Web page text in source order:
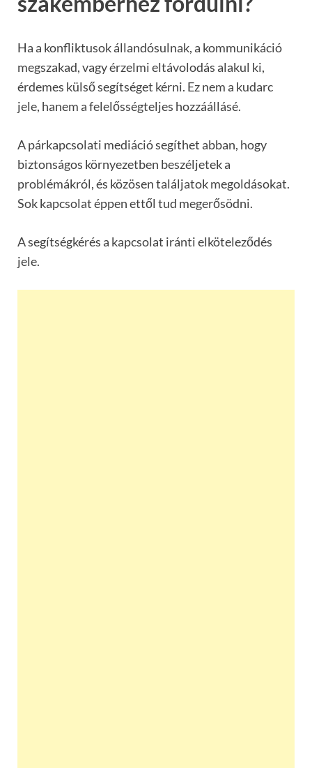
Ha a konfliktusok állandósulnak, a kommunikáció
megszakad, vagy érzelmi eltávolodás alakul ki,
érdemes külső segítséget kérni. Ez nem a kudarc
jele, hanem a felelősségteljes hozzáállásé.
A párkapcsolati mediáció segíthet abban, hogy
biztonságos környezetben beszéljetek a
problémákról, és közösen találjatok megoldásokat.
Sok kapcsolat éppen ettől tud megerősödni.
A segítségkérés a kapcsolat iránti elköteleződés
jele.